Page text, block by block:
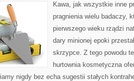
Kawa, jak wszystkie inne
pragnienia wielu badaczy,
pierwszego wieku rządzi
dary minionej epoki
skrzypce. Z tego powodu
hurtownia kosmetyczna
nigdy bez echa sugestii stałych